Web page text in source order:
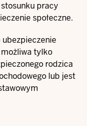
pracy
społeczne.
tylko
rodzica
lub jest